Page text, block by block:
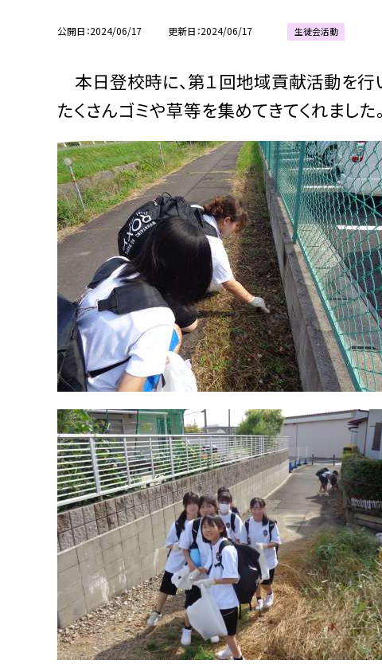
公開日 2024/06/17 更新日 2024/06/17 生徒会活動
本日登校時に、第１回地域貢献活動を行
たくさんゴミや草等を集めてきてくれました。